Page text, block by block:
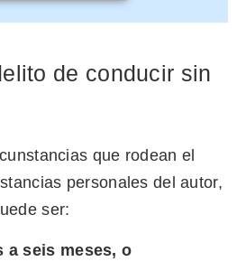
de conducir sin
que rodean el
personales del autor,
ser:
a seis meses, o